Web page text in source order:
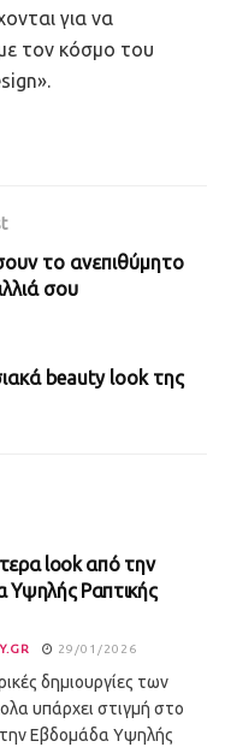
για να
τον κόσμο του
το ανεπιθύμητο
σου
beauty look της
look από την
Υψηλής Ραπτικής
29/01/2026
δημιουργίες των
υπάρχει στιγμή στο
την Εβδομάδα Υψηλής